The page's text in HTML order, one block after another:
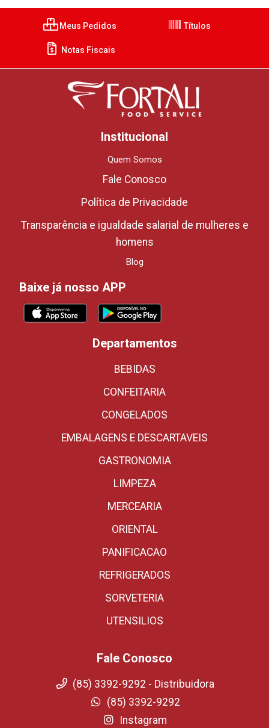
Meus Pedidos Títulos
Notas Fiscais
Institucional
Quem Somos
Fale Conosco
Política de Privacidade
Transparência e igualdade salarial de mulheres e
homens
Blog
Baixe já nosso APP
Departamentos
BEBIDAS
CONFEITARIA
CONGELADOS
EMBALAGENS E DESCARTAVEIS
GASTRONOMIA
LIMPEZA
MERCEARIA
ORIENTAL
PANIFICACAO
REFRIGERADOS
SORVETERIA
UTENSILIOS
Fale Conosco
(85) 3392-9292 - Distribuidora
(85) 3392-9292
Instagram